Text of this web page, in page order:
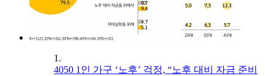
1.
4050 1인 가구 ‘노후’ 걱정, “노후 대비 자금 준비